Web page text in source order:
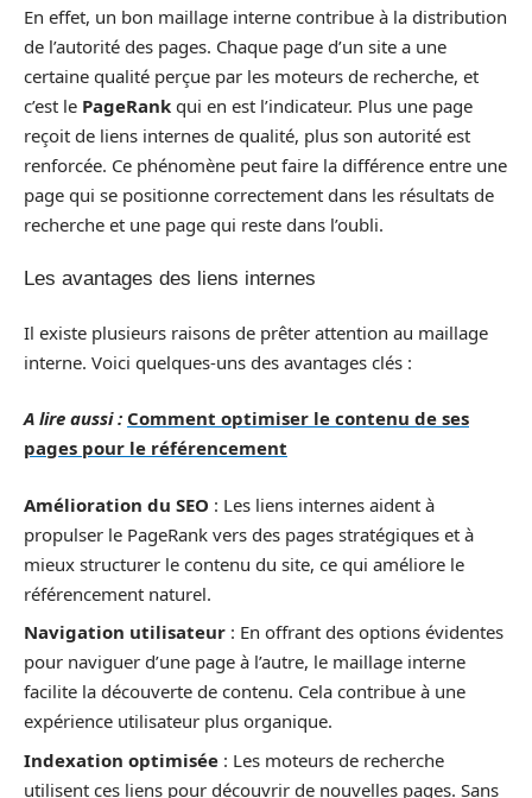
En effet, un bon maillage interne contribue à la distribution
de l’autorité des pages. Chaque page d’un site a une
certaine qualité perçue par les moteurs de recherche, et
c’est le PageRank qui en est l’indicateur. Plus une page
reçoit de liens internes de qualité, plus son autorité est
renforcée. Ce phénomène peut faire la différence entre une
page qui se positionne correctement dans les résultats de
recherche et une page qui reste dans l’oubli.
Les avantages des liens internes
Il existe plusieurs raisons de prêter attention au maillage
interne. Voici quelques-uns des avantages clés :
A lire aussi : Comment optimiser le contenu de ses
pages pour le référencement
Amélioration du SEO : Les liens internes aident à
propulser le PageRank vers des pages stratégiques et à
mieux structurer le contenu du site, ce qui améliore le
référencement naturel.
Navigation utilisateur : En offrant des options évidentes
pour naviguer d’une page à l’autre, le maillage interne
facilite la découverte de contenu. Cela contribue à une
expérience utilisateur plus organique.
Indexation optimisée : Les moteurs de recherche
utilisent ces liens pour découvrir de nouvelles pages. Sans